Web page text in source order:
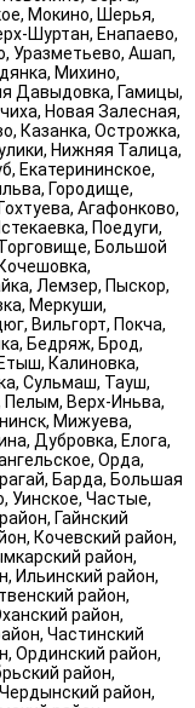
Мокино, Шерья,
Шуртан, Енапаево,
Уразметьево, Ашап,
Михино,
Давыдовка, Гамицы,
Новая Залесная,
Казанка, Острожка,
Нижняя Талица,
Екатерининское,
Городище,
Агафонково,
Поедуги,
Большой
Лемзер, Пыскор,
Меркуши,
Вильгорт, Покча,
Бедряж, Брод,
Калиновка,
Сульмаш, Тауш,
Пелым, Верх-Иньва,
Мижуева,
Дубровка, Елога,
Орда,
Барда, Большая
Уинское, Частые,
Гайнский
Кочевский район,
район,
Ильинский район,
район,
район,
Частинский
Ординский район,
район,
район,